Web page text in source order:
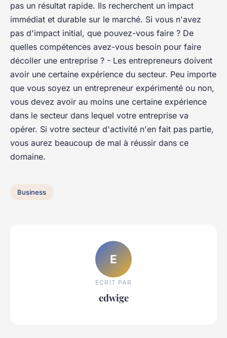
pas un résultat rapide. Ils recherchent un impact
immédiat et durable sur le marché. Si vous n'avez
pas d'impact initial, que pouvez-vous faire ? De
quelles compétences avez-vous besoin pour faire
décoller une entreprise ? - Les entrepreneurs doivent
avoir une certaine expérience du secteur. Peu importe
que vous soyez un entrepreneur expérimenté ou non,
vous devez avoir au moins une certaine expérience
dans le secteur dans lequel votre entreprise va
opérer. Si votre secteur d'activité n'en fait pas partie,
vous aurez beaucoup de mal à réussir dans ce
domaine.
Business
E
ECRIT PAR
edwige